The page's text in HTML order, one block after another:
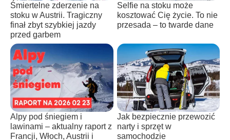
Śmiertelne zderzenie na
stoku w Austrii. Tragiczny
finał zbyt szybkiej jazdy
przed garbem
Selfie na stoku może
kosztować Cię życie. To nie
przesada – to twarde dane
Alpy pod śniegiem i
lawinami – aktualny raport z
Francji, Włoch, Austrii i
Jak bezpiecznie przewozić
narty i sprzęt w
samochodzie